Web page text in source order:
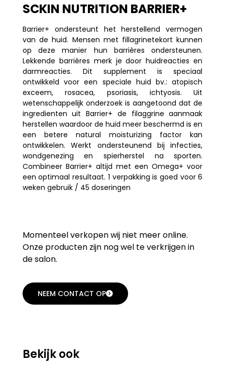
SCKIN NUTRITION BARRIER+
Barrier+ ondersteunt het herstellend vermogen
van de huid. Mensen met fillagrinetekort kunnen
op deze manier hun barrières ondersteunen.
Lekkende barrières merk je door huidreacties en
darmreacties. Dit supplement is speciaal
ontwikkeld voor een speciale huid bv.: atopisch
exceem, rosacea, psoriasis, ichtyosis. Uit
wetenschappelijk onderzoek is aangetoond dat de
ingredienten uit Barrier+ de filaggrine aanmaak
herstellen waardoor de huid meer beschermd is en
een betere natural moisturizing factor kan
ontwikkelen. Werkt ondersteunend bij infecties,
wondgenezing en spierherstel na sporten.
Combineer Barrier+ altijd met een Omega+ voor
een optimaal resultaat. 1 verpakking is goed voor 6
weken gebruik / 45 doseringen
Momenteel verkopen wij niet meer online.
Onze producten zijn nog wel te verkrijgen in
de salon.
NEEM CONTACT OP
Bekijk ook